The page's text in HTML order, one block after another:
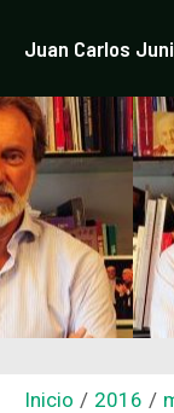
Juan Carlos
Inicio 2016
de